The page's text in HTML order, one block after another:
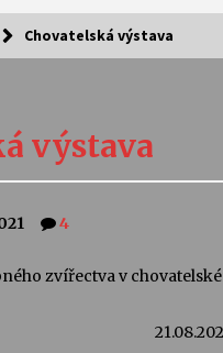
a Sukuba Ensemble
2026
na integrační festival
šedesátka: 28. 7.–1. 8.
2026
Chovatelská výstava
výstava
4
zvířectva v